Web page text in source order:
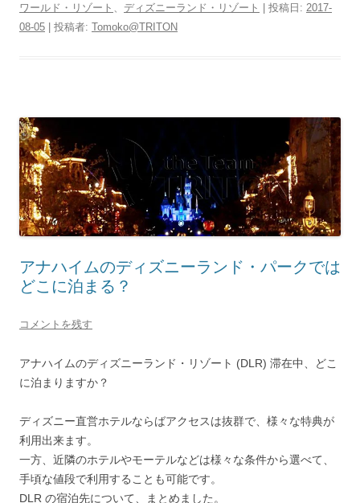
ワールド・リゾート
ディズニーランド・リゾート | 投稿日: 2017-
08-05 | 投稿者: Tomoko@TRITON
アナハイムのディズニーランド・パークでは
どこに泊まる？
コメントを残す
アナハイムのディズニーランド・リゾート (DLR) 滞在中、どこ
に泊まりますか？
ディズニー直営ホテルならばアクセスは抜群で、様々な特典が
利用出来ます。
一方、近隣のホテルやモーテルなどは様々な条件から選べて、
手頃な値段で利用することも可能です。
DLR の宿泊先について、まとめました。